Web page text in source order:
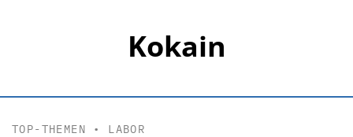
Kokain
TOP-THEMEN • LABOR